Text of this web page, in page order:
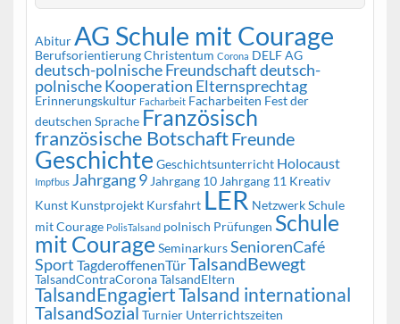
Abitur AG Schule mit Courage
BerufsorientierungChristentum Corona DELF AG
deutsch-polnische Freundschaftdeutsch-
polnische Kooperation Elternsprechtag
Erinnerungskultur Facharbeit Facharbeiten Fest der
deutschen Sprache Französisch
französische BotschaftFreunde
Geschichte Geschichtsunterricht Holocaust
Impfbus Jahrgang 9 Jahrgang 10 Jahrgang 11 Kreativ
Kunst Kunstprojekt Kursfahrt LER Netzwerk Schule
mit Courage PolisTalsand polnisch Prüfungen Schule
mit Courage SeminarkursSeniorenCafé
Sport TagderoffenenTürTalsandBewegt
TalsandContraCoronaTalsandEltern
TalsandEngagiertTalsand international
TalsandSozial Turnier Unterrichtszeiten